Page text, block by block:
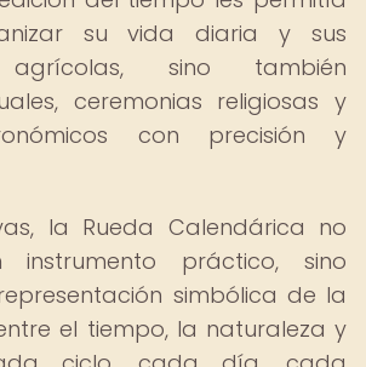
su vida diaria y sus
agrícolas, sino también
ceremonias religiosas y
con precisión y
la Rueda Calendárica no
práctico, sino
simbólica de la
el tiempo, la naturaleza y